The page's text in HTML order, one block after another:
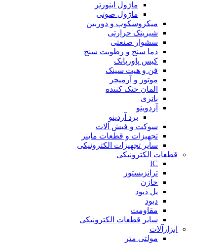
ماژول اینورتر
ماژول صوتی
میکروسکوپ و دوربین
شیرینک حرارتی
سشوار صنعتی
دما سنج و رطوبت سنج
کیس پاوربانک
فن و هیت سینک
موتور و آرمیچر
المان خنک کننده
باتری
آردوینو
برد آردینو
سوکت و فیش آلات
تجهیزات و قطعات ماینر
سایر تجهیزات الکترونیکی
قطعات الکترونیکی
IC
ترانزیستور
خازن
پل دیود
دیود
مقاومت
سایر قطعات الکترونیکی
ابزارآلات
مولتی متر